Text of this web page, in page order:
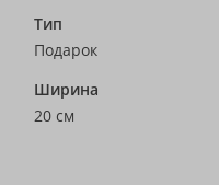
Тип
Подарок
Ширина
20 см